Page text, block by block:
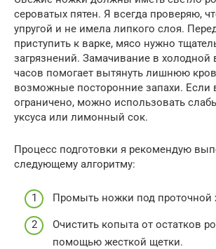
сероватых пятен. Я всегда проверяю,
упругой и не имела липкого слоя.
приступить к варке, мясо нужно
загрязнений. Замачивание в холодной
часов помогает вытянуть лишнюю
возможные посторонние запахи. Если
ограничено, можно использовать
уксуса или лимонный сок.
Процесс подготовки я рекомендую
следующему алгоритму:
Промыть ножки под проточной
Очистить копыта от остатков
помощью жесткой щетки.